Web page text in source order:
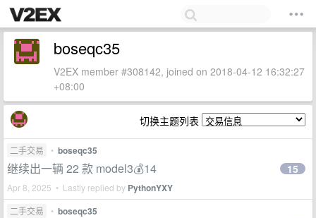
boseqc35
V2EX member #308142, joined on 2018-04-12 16:32:27
+08:00
切换主题列表
二手交易 • boseqc35
继续出一辆 22 款 model3💰14
Apr 8, 2025 • Lastly replied by PythonYXY
15
二手交易 • boseqc35